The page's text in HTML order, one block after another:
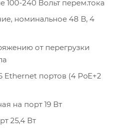
100-240 Вольт перем.тока
номинальное 48 В, 4
от перегрузки
Ethernet портов (4 PoE+2
на порт 19 Вт
25,4 Вт